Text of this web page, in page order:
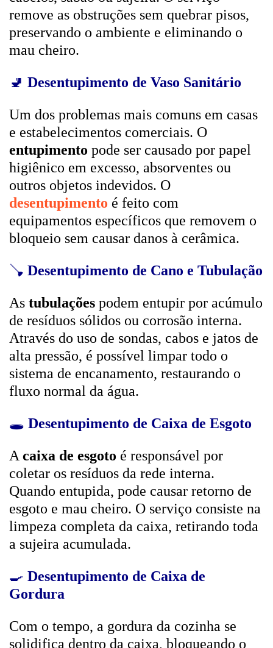
remove as obstruções sem quebrar pisos,
preservando o ambiente e eliminando o
mau cheiro.
🚽 Desentupimento de Vaso Sanitário
Um dos problemas mais comuns em casas
e estabelecimentos comerciais. O
entupimento pode ser causado por papel
higiênico em excesso, absorventes ou
outros objetos indevidos. O
desentupimento é feito com
equipamentos específicos que removem o
bloqueio sem causar danos à cerâmica.
🪠 Desentupimento de Cano e Tubulação
As tubulações podem entupir por acúmulo
de resíduos sólidos ou corrosão interna.
Através do uso de sondas, cabos e jatos de
alta pressão, é possível limpar todo o
sistema de encanamento, restaurando o
fluxo normal da água.
🕳️ Desentupimento de Caixa de Esgoto
A caixa de esgoto é responsável por
coletar os resíduos da rede interna.
Quando entupida, pode causar retorno de
esgoto e mau cheiro. O serviço consiste na
limpeza completa da caixa, retirando toda
a sujeira acumulada.
🍳 Desentupimento de Caixa de
Gordura
Com o tempo, a gordura da cozinha se
solidifica dentro da caixa, bloqueando o